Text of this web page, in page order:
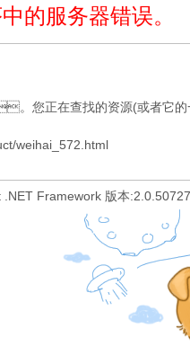
服务器错误。
您正在查找的资源(或者它的一个
weihai_572.html
.NET Framework 版本